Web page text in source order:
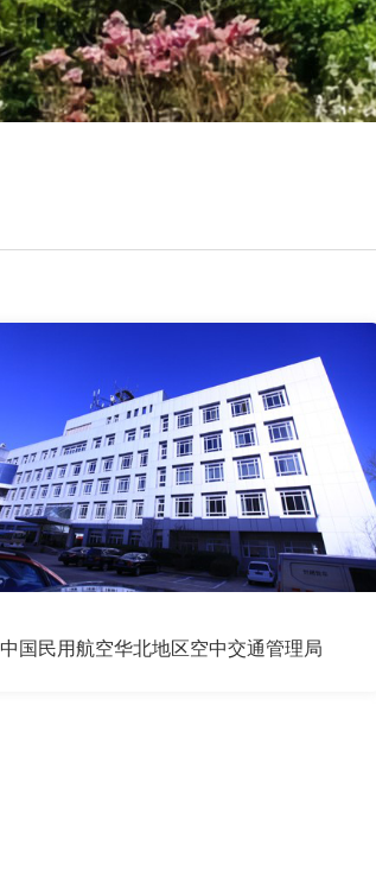
中国民用航空华北地区空中交通管理局